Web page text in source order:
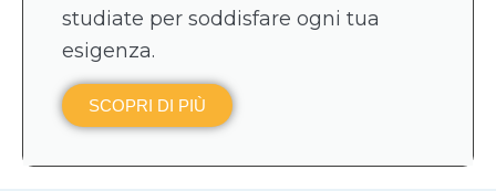
studiate per soddisfare ogni tua
esigenza.
SCOPRI DI PIÙ